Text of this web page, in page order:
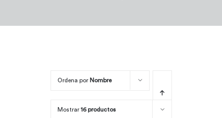
Ordena por Nombre
Mostrar 16 productos